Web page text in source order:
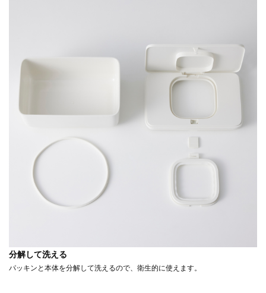
分解して洗える
パッキンと本体を分解して洗えるので、衛生的に使えます。